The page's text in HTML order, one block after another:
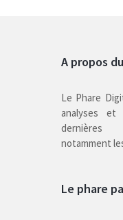
A propos
Le Phare
analyses et
dernières
notamment
Le phare